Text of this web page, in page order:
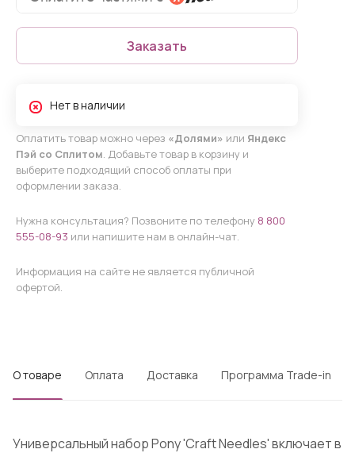
Заказать
Нет в наличии
Оплатить товар можно через «Долями» или Яндекс
Пэй со Сплитом. Добавьте товар в корзину и
выберите подходящий способ оплаты при
оформлении заказа.
Нужна консультация? Позвоните по телефону 8 800
555-08-93 или напишите нам в онлайн-чат.
Информация на сайте не является публичной
офертой.
О товаре Оплата Доставка Программа Trade-in
Универсальный набор Pony 'Craft Needles' включает в